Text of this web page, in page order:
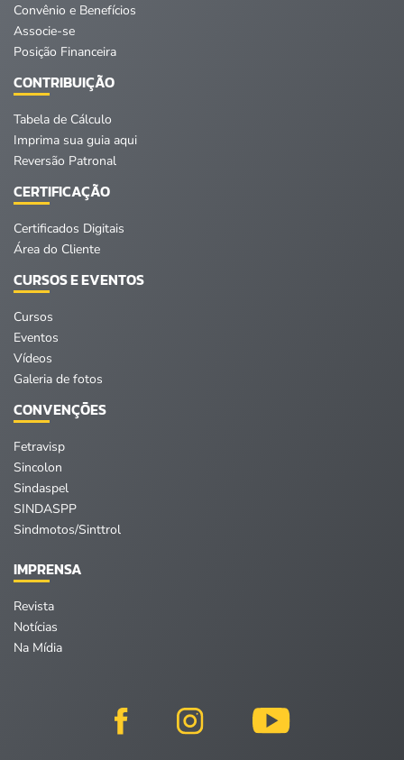
Convênio e Benefícios
Associe-se
Posição Financeira
CONTRIBUIÇÃO
Tabela de Cálculo
Imprima sua guia aqui
Reversão Patronal
CERTIFICAÇÃO
Certificados Digitais
Área do Cliente
CURSOS E EVENTOS
Cursos
Eventos
Vídeos
Galeria de fotos
CONVENÇÕES
Fetravisp
Sincolon
Sindaspel
SINDASPP
Sindmotos/Sinttrol
IMPRENSA
Revista
Notícias
Na Mídia